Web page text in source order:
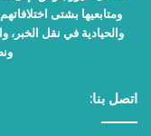
ومتابعيها بشتى
والحيادية في نقل
اتصل بنا: